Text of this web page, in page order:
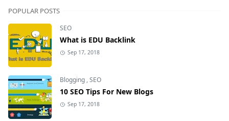
POPULAR POSTS
SEO
What is EDU Backlink
Sep 17, 2018
Blogging,SEO
10 SEO Tips For New Blogs
Sep 17, 2018